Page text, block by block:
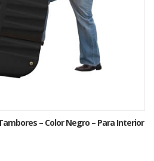
– Color Negro – Para Interior